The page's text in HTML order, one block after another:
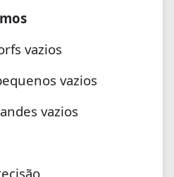
vazios
vazios
vazios